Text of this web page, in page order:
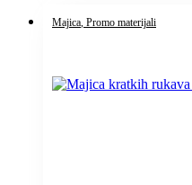
Majica, Promo materijali